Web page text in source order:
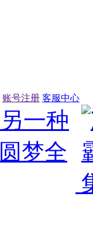
账号注册 客服中心